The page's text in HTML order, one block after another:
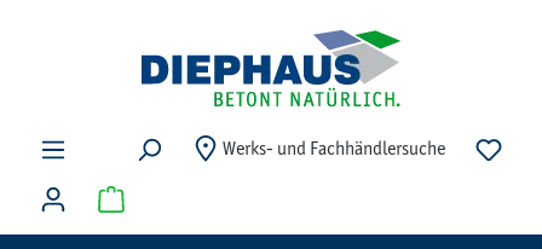
Werks- und Fachhändlersuche Du
Warenkorb enthält 0 Positionen. Der Gesamtwert